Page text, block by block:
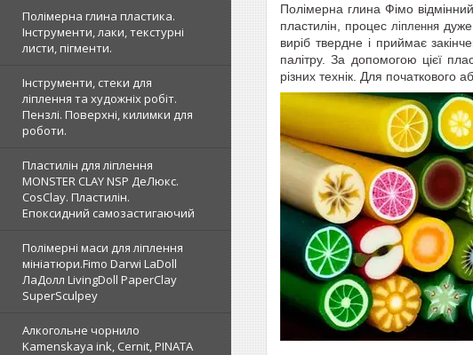
Полімерна глина пластика.
Інструменти, лаки, текстурні
листи, пігменти.
Інструменти, стеки для
ліплення та художніх робіт.
Пензлі. Поверхні, килимки для
роботи.
Пластилін для ліплення
MONSTER CLAY NSP ДеЛюкс.
CosClay. Пластилін.
Епоксидний самозастигаючий
Полімерні маси для ліплення
мініатюри.Fimo Darwi LaDoll
ЛаДолл LivingDoll PaperClay
SuperSculpey
Алкогольне чорнило
Kamenskaya ink, Cernit, PINATA
Полімерна глина Фімо
пластилін, процес ліплення
виріб твердне і приймає
палітру. За допомогою цієї
різних технік. Для початкового